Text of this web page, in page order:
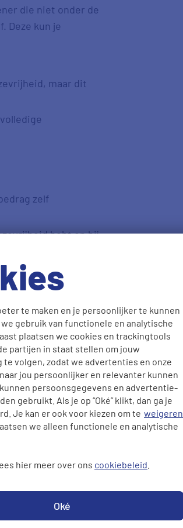
te maken en je persoonlijker te kunnen
gebruik van functionele en analytische
plaatsen we cookies en trackingtools
partijen in staat stellen om jouw
volgen, zodat we advertenties en onze
jou persoonlijker en relevanter kunnen
persoonsgegevens en advertentie-
gebruikt. Als je op “Oké” klikt, dan ga je
Je kan er ook voor kiezen om te weigeren
we alleen functionele en analytische
hier meer over ons cookiebeleid
Oké
die niet onder de
Deze kun je
maar dit
zelf
hebt en bij
vind je
raden je aan om,
de zorgverzekeraar
zwanger en hebt
is het
niet 100%
even of de
een goed